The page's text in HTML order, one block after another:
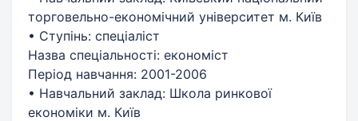
торговельно-економічний університет м. Київ
• Ступінь: спеціаліст
Назва спеціальності: економіст
Період навчання: 2001-2006
• Навчальний заклад: Школа ринкової
економіки м. Київ